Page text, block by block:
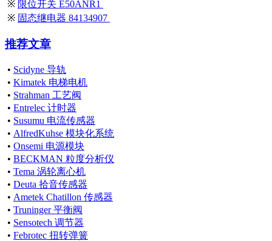
※ 限位开关 E50ANR1
※ 固态继电器 84134907
推荐文章
• Scidyne 导轨
• Kimatek 电梯电机
• Strahman 工艺阀
• Entrelec 计时器
• Susumu 电流传感器
• AlfredKuhse 模块化系统
• Onsemi 电源模块
• BECKMAN 粒度分析仪
• Tema 涡轮离心机
• Deuta 拾音传感器
• Ametek Chatillon 传感器
• Truninger 平衡阀
• Sensotech 调节器
• Febrotec 扭转弹簧